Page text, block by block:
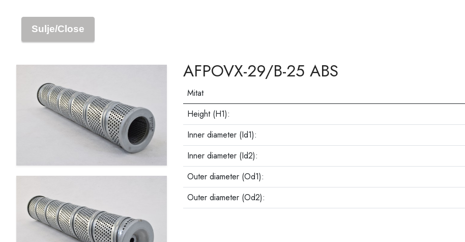
Sulje/Close
AFPOVX-29/B-25 ABS
Mitat
Height (H1):
Inner diameter (Id1):
Inner diameter (Id2):
Outer diameter (Od1):
Outer diameter (Od2):